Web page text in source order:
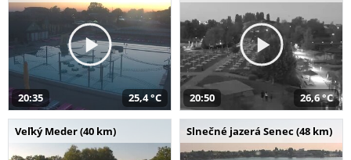
20:35 25,4 °C 20:50 26,6 °C
Veľký Meder (40 km) Slnečné jazerá Senec (48 km)